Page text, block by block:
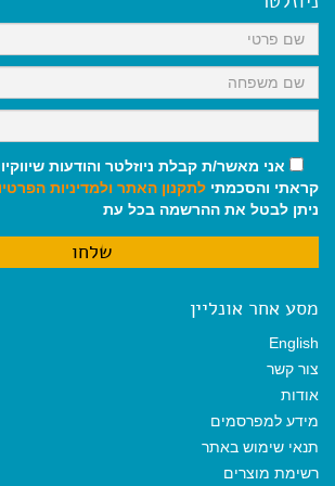
k
p
m
אני מאשר/ת קבלת ניוזלטר והודעות
קראתי והסכמתי לתקנון האתר ולמדיניות
ניתן לבטל את ההרשמה בכל עת
מסע אחר אונליין
English
צור קשר
אודות
מידע למפרסמים
תנאי שימוש באתר
רשימת מוצרים